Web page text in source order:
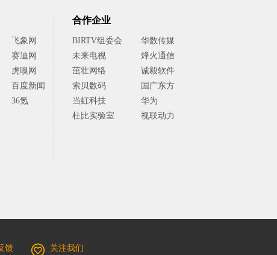
飞象网
赛迪网
虎嗅网
百度新闻
36氪
合作企业
BIRTV组委会
华数传媒
未来电视
烽火通信
茁壮网络
诚毅软件
索贝数码
国广东方
当虹科技
华为
杜比实验室
视联动力
馈 关注我们